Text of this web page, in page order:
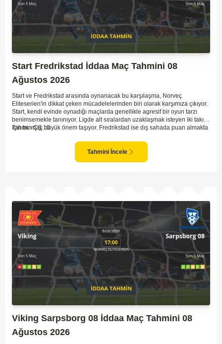
Start Fredrikstad İddaa Maç Tahmini 08
Ağustos 2026
Start ve Fredrikstad arasında oynanacak bu karşılaşma, Norveç
Eliteserien'in dikkat çeken mücadelelerinden biri olarak karşımıza çıkıyor.
Start, kendi evinde oynadığı maçlarda genellikle agresif bir oyun tarzı
benimsemekle tanınıyor. Ligde alt sıralardan uzaklaşmak isteyen iki takım
için bu maç büyük önem taşıyor. Fredrikstad ise dış sahada puan almakta
mücadelede zorluk çıkartabilir. Maçın temposunun yüksek olacağını ve
her iki takımın da sonuca gitmeye odaklanacağını düşünüyorum.
Tahmin ÇŞ 10
Tahmini İncele
Viking Sarpsborg 08 İddaa Maç Tahmini 08
Ağustos 2026